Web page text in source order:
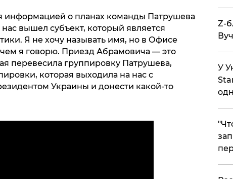
информацией о планах команды Патрушева
вышел субъект, который является
Я не хочу называть имя, но в Офисе
я говорю. Приезд Абрамовича — это
перевесила группировку Патрушева,
которая выходила на нас с
Украины и донести какой-то
Z-
У